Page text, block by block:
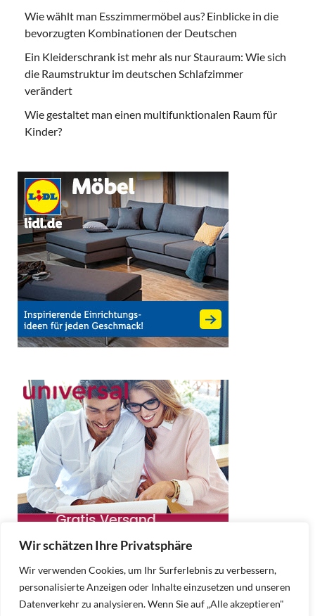
Wir schätzen Ihre Privatsphäre
Wir verwenden Cookies, um Ihr Surferlebnis zu verbessern,
personalisierte Anzeigen oder Inhalte einzusetzen und unseren
Datenverkehr zu analysieren. Wenn Sie auf „Alle akzeptieren"
Wie wählt man Esszimmermöbel aus? Einblicke in die
bevorzugten Kombinationen der Deutschen
Ein Kleiderschrank ist mehr als nur Stauraum: Wie sich
die Raumstruktur im deutschen Schlafzimmer
verändert
Wie gestaltet man einen multifunktionalen Raum für
Kinder?